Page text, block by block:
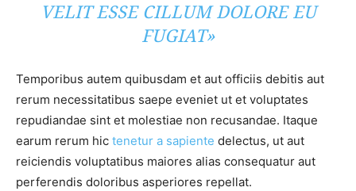
VELIT ESSE CILLUM DOLORE EU
FUGIAT»
Temporibus autem quibusdam et aut officiis debitis aut
rerum necessitatibus saepe eveniet ut et voluptates
repudiandae sint et molestiae non recusandae. Itaque
earum rerum hic tenetur a sapiente delectus, ut aut
reiciendis voluptatibus maiores alias consequatur aut
perferendis doloribus asperiores repellat.